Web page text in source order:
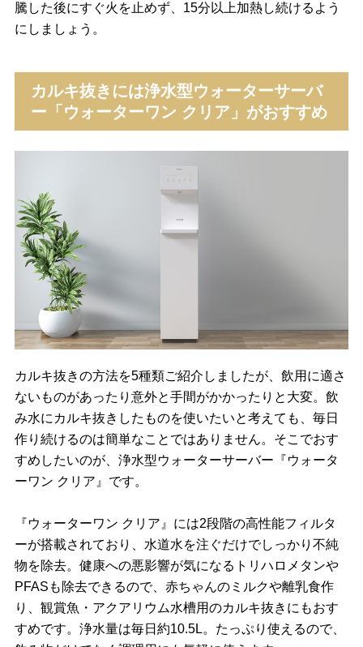
騰した後にすぐ火を止めず、15分以上加熱し続けるよう
にしましょう。
カルキ抜きには浄水型ウォーターサーバ
ー「ウォーターワン クリア」がおすすめ
カルキ抜きの方法を5種類ご紹介しましたが、飲用に適さ
ないものがあったり意外と手間がかかったりと大変。飲
み水にカルキ抜きしたものを使いたいと考えても、毎日
作り続けるのは簡単なことではありません。そこでおす
すめしたいのが、浄水型ウォーターサーバー『ウォータ
ーワン クリア』です。
『ウォーターワン クリア』には2段階の高性能フィルタ
ーが搭載されており、水道水を注ぐだけでしっかり不純
物を除去。健康への悪影響が気になるトリハロメタンや
PFASも除去できるので、赤ちゃんのミルクや離乳食作
り、観賞魚・アクアリウム水槽用のカルキ抜きにもおす
すめです。浄水量は毎⽇約10.5L。たっぷり使えるので、